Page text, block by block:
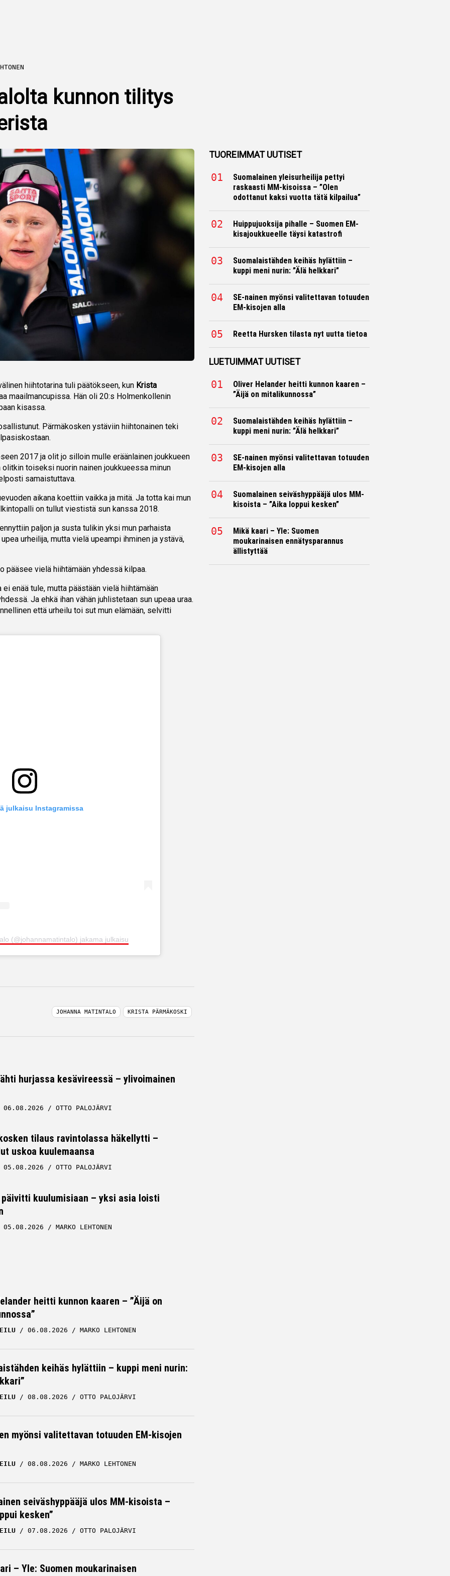
kunnon tilitys
hiihtotarina tuli päätökseen, kun Krista
maailmancupissa. Hän oli 20:s Holmenkollenin
kisassa.
Pärmäkosken ystäviin hiihtonainen teki
2017 ja olit jo silloin mulle eräänlainen joukkueen
toiseksi nuorin nainen joukkueessa minun
samaistuttava.
aikana koettiin vaikka ja mitä. Ja totta kai mun
on tullut viestistä sun kanssa 2018.
paljon ja susta tulikin yksi mun parhaista
urheilija, mutta vielä upeampi ihminen ja ystävä,
pääsee vielä hiihtämään yhdessä kilpaa.
enää tule, mutta päästään vielä hiihtämään
Ja ehkä ihan vähän juhlistetaan sun upeaa uraa.
että urheilu toi sut mun elämään, selvitti
julkaisu Instagramissa
(@johannamatintalo) jakama julkaisu
JOHANNA MATINTALO KRISTA PÄRMÄKOSKI
hurjassa kesävireessä – ylivoimainen
06.08.2026 OTTO PALOJÄRVI
tilaus ravintolassa häkellytti –
uskoa kuulemaansa
05.08.2026 OTTO PALOJÄRVI
päivitti kuulumisiaan – yksi asia loisti
05.08.2026 MARKO LEHTONEN
heitti kunnon kaaren – ”Äijä on
06.08.2026 MARKO LEHTONEN
keihäs hylättiin – kuppi meni nurin:
08.08.2026 OTTO PALOJÄRVI
myönsi valitettavan totuuden EM-kisojen
08.08.2026 MARKO LEHTONEN
seiväshyppääjä ulos MM-kisoista –
kesken”
07.08.2026 OTTO PALOJÄRVI
– Yle: Suomen moukarinaisen
TUOREIMMAT UUTISET
Suomalainen yleisurheilija pettyi
raskaasti MM-kisoissa – ”Olen
odottanut kaksi vuotta tätä kilpailua”
Huippujuoksija pihalle – Suomen EM-
kisajoukkueelle täysi katastrofi
Suomalaistähden keihäs hylättiin –
kuppi meni nurin: ”Älä helkkari”
SE-nainen myönsi valitettavan totuuden
EM-kisojen alla
Reetta Hursken tilasta nyt uutta tietoa
LUETUIMMAT UUTISET
Oliver Helander heitti kunnon kaaren –
”Äijä on mitalikunnossa”
Suomalaistähden keihäs hylättiin –
kuppi meni nurin: ”Älä helkkari”
SE-nainen myönsi valitettavan totuuden
EM-kisojen alla
Suomalainen seiväshyppääjä ulos MM-
kisoista – ”Aika loppui kesken”
Mikä kaari – Yle: Suomen
moukarinaisen ennätysparannus
ällistyttää